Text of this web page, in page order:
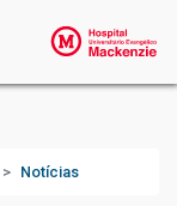
Notícias